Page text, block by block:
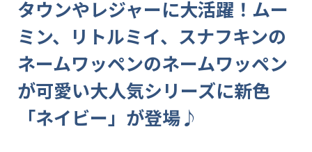
タウンやレジャーに大活躍！ムー
ミン、リトルミイ、スナフキンの
ネームワッペンのネームワッペン
が可愛い大人気シリーズに新色
「ネイビー」が登場♪